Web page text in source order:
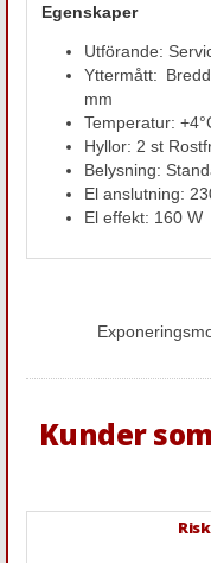
Egenskaper
Utförande:
Yttermått:
mm
Temperatur:
Hyllor: 2 st
Belysning:
El anslutning:
El effekt: 160 W
Kunder